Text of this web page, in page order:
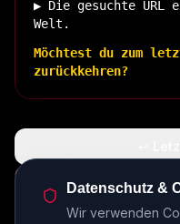
▶ Die gesuchte
Welt.
Möchtest du zum
zurückkehren?
🏠
Datenschutz &
Wir verwenden